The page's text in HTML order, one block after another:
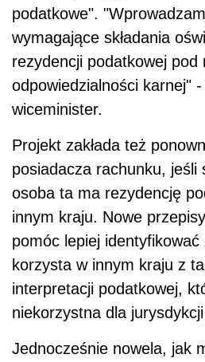
podatkowe".
wymagające składania
rezydencji podatkowej pod
odpowiedzialności karnej" -
wiceminister.
Projekt zakłada też
posiadacza rachunku, jeśli
osoba ta ma rezydencję
innym kraju. Nowe przepisy
pomóc lepiej
korzysta w innym kraju z
interpretacji podatkowej,
niekorzystna dla
Jednocześnie nowela, jak